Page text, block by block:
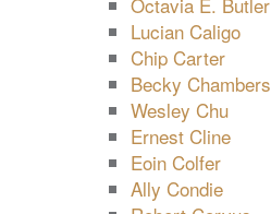
Lucian Caligo
Chip Carter
Becky Chambers
Wesley Chu
Ernest Cline
Eoin Colfer
Ally Condie